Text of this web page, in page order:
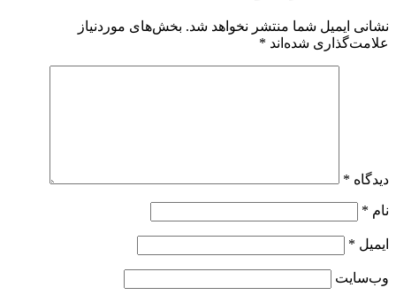
نشانی ایمیل شما منتشر نخواهد شد. بخش‌های موردنیاز
علامت‌گذاری شده‌اند *
دیدگاه *
نام *
ایمیل *
وب‌سایت